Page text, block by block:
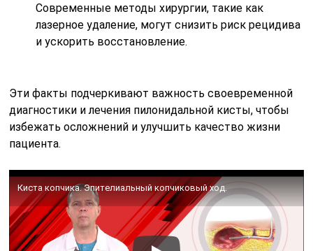
Современные методы хирургии, такие как
лазерное удаление, могут снизить риск рецидива
и ускорить восстановление.
Эти факты подчеркивают важность своевременной
диагностики и лечения пилонидальной кисты, чтобы
избежать осложнений и улучшить качество жизни
пациента.
Киста копчика. Эпителиальный копчиковый ход.